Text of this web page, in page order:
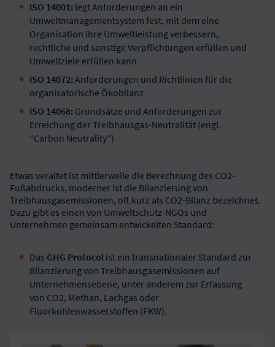
ISO 14001: legt Anforderungen an ein
Umweltmanagementsystem fest, mit dem eine
Organisation ihre Umweltleistung verbessern,
rechtliche und sonstige Verpflichtungen erfüllen und
Umweltziele erfüllen kann
ISO 14072: Anforderungen und Richtlinien für die
organisatorische Ökobilanz
ISO 14068: Grundsätze und Anforderungen zur
Erreichung der Treibhausgas-Neutralität (engl.
“Carbon Neutrality”)
Etwas veraltet ist mittlerweile die Berechnung des CO2-
Fußabdrucks, moderner ist die Bilanzierung von
Treibhausgasemissionen, oft kurz als CO2-Bilanz bezeichnet.
Dazu gibt es einen von Umweltschutz-NGOs und
Unternehmen gemeinsam entwickelten Standard:
Das GHG Protocol ist ein transnationaler Standard zur
Bilanzierung von Treibhausgasemissionen auf
Unternehmensebene, unter anderem zur Erfassung
von CO2, Methan, Lachgas oder
Fluorkohlenwasserstoffen (FKW).